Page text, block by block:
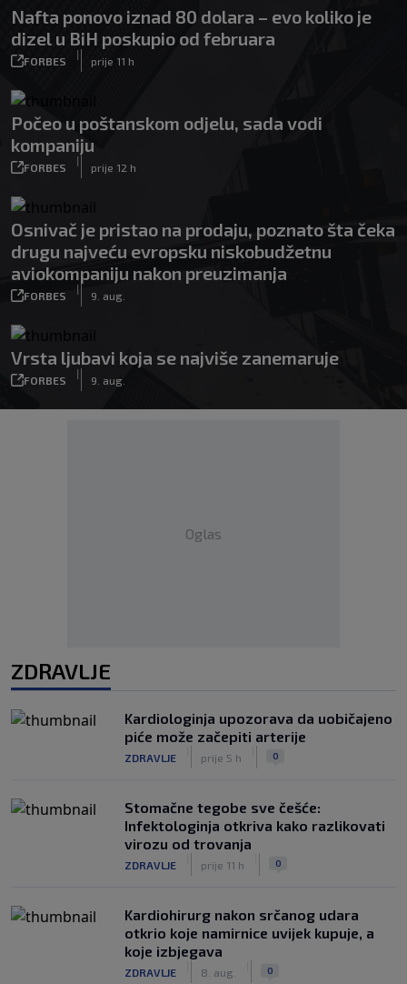
Nafta ponovo iznad 80 dolara – evo koliko je
dizel u BiH poskupio od februara
FORBES
|
prije 11 h
Počeo u poštanskom odjelu, sada vodi
kompaniju
FORBES
|
prije 12 h
Osnivač je pristao na prodaju, poznato šta čeka
drugu najveću evropsku niskobudžetnu
aviokompaniju nakon preuzimanja
FORBES
|
9. aug.
Vrsta ljubavi koja se najviše zanemaruje
FORBES
|
9. aug.
Oglas
ZDRAVLJE
Kardiologinja upozorava da uobičajeno
piće može začepiti arterije
ZDRAVLJE prije 5 h 0
Stomačne tegobe sve češće:
Infektologinja otkriva kako razlikovati
virozu od trovanja
ZDRAVLJE prije 11 h 0
Kardiohirurg nakon srčanog udara
otkrio koje namirnice uvijek kupuje, a
koje izbjegava
ZDRAVLJE 8. aug. 0